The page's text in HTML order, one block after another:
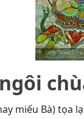
miếu Bà) tọa